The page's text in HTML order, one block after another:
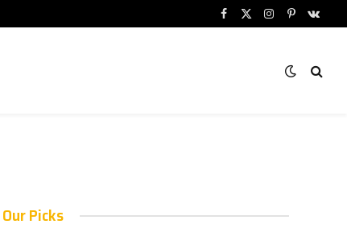
Facebook
X
Instagram
Pinterest
Our Picks